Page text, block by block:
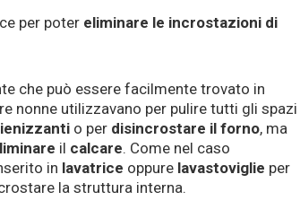
per poter eliminare le incrostazioni di
che può essere facilmente trovato in
nonne utilizzavano per pulire tutti gli spazi
o per disincrostare il forno, ma
il calcare. Come nel caso
in lavatrice oppure lavastoviglie per
la struttura interna.